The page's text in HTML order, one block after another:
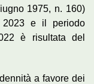
1975, n. 160)
e il periodo
è risultata del
a favore dei